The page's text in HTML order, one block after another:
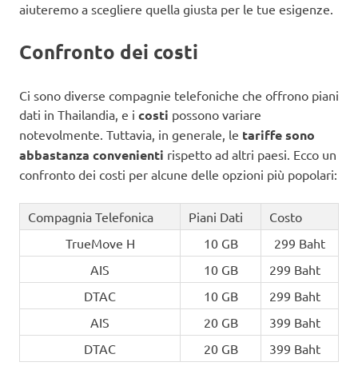
aiuteremo a scegliere quella giusta per le tue esigenze.
Confronto dei costi
Ci sono diverse compagnie telefoniche che offrono piani
dati in Thailandia, e i costi possono variare
notevolmente. Tuttavia, in generale, le tariffe sono
abbastanza convenienti rispetto ad altri paesi. Ecco un
confronto dei costi per alcune delle opzioni più popolari:
Compagnia Telefonica Piani Dati
Costo
TrueMove H
10 GB
299 Baht
AIS
10 GB
299 Baht
DTAC
10 GB
299 Baht
AIS
20 GB
399 Baht
DTAC
20 GB 399 Baht